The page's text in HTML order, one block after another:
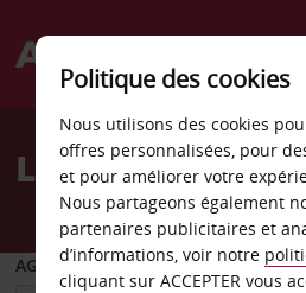
Welcome
AvisLocation de
AGENCE DE DÉPART
Politique des cookies
Nous utilisons des cookies
offres personnalisées, pour
et pour améliorer votre
Nous partageons également
partenaires publicitaires et
d’informations, voir notre
cliquant sur ACCEPTER vous